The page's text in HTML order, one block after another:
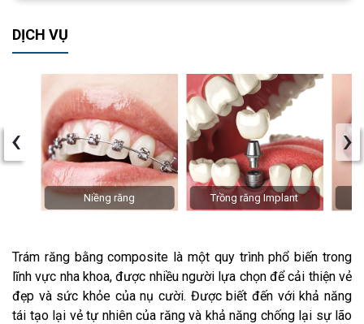
DỊCH VỤ
Niềng răng Trồng răng Implant
‹ ›
Trám răng bằng composite là một quy trình phổ biến trong
lĩnh vực nha khoa, được nhiều người lựa chọn để cải thiện vẻ
đẹp và sức khỏe của nụ cười. Được biết đến với khả năng
tái tạo lại vẻ tự nhiên của răng và khả năng chống lại sự lão